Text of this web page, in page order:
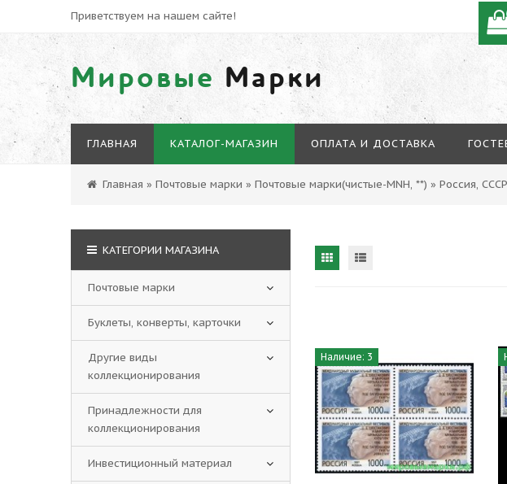
Приветствуем на нашем сайте!
Мировые Марки
ГЛАВНАЯ КАТАЛОГ-МАГАЗИН ОПЛАТА И ДОСТАВКА
Главная » Почтовые марки » Почтовые марки(чистые-MNH, **) » Россия,
Наличие: 3
КАТЕГОРИИ МАГАЗИНА
Почтовые марки
Буклеты, конверты, карточки
Другие виды
коллекционирования
Принадлежности для
коллекционирования
Инвестиционный материал